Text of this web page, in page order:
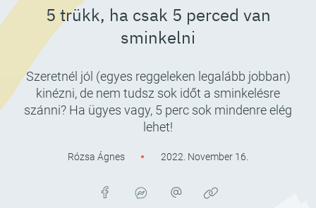
5 trükk, ha csak 5 perced van
sminkelni
Szeretnél jól (egyes reggeleken legalább jobban)
kinézni, de nem tudsz sok időt a sminkelésre
szánni? Ha ügyes vagy, 5 perc sok mindenre elég
lehet!
Rózsa Ágnes 2022. November 16.